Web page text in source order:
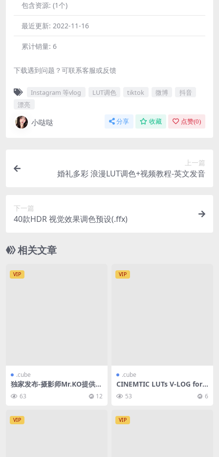
包含资源: (1个)
最近更新: 2022-11-16
累计销量: 6
下载遇到问题？可联系客服或反馈
Instagram 等vlog LUT调色 tiktok 微博
抖音
漂亮
小哒哒 分享 收藏 点赞(0)
上一篇
婚礼多彩 浪漫LUT调色+视频教程-英文发音
下一篇
40款HDR 视觉效果调色预设(.ffx)
相关文章
VIP
.cube
独家发布-摄影师Mr.KO提供-
《墨深》浓郁调色Luts
63 12
VIP
.cube
CINEMTIC LUTs V-LOG for
Premiere
53 6
VIP VIP